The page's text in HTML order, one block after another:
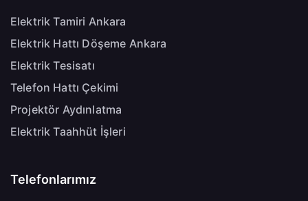
Elektrik Tamiri Ankara
Elektrik Hattı Döşeme Ankara
Elektrik Tesisatı
Telefon Hattı Çekimi
Projektör Aydınlatma
Elektrik Taahhüt İşleri
Telefonlarımız